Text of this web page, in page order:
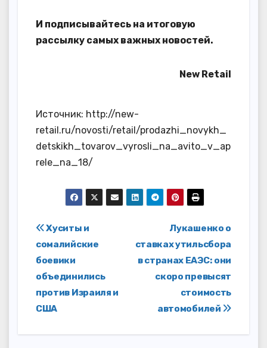
И подписывайтесь на итоговую
рассылку самых важных новостей.
New Retail
Источник: http://new-
retail.ru/novosti/retail/prodazhi_novykh_
detskikh_tovarov_vyrosli_na_avito_v_ap
rele_na_18/
Навигация
по
записям
Лукашенко о
ставках утильсбора
в странах ЕАЭС: они
скоро превысят
стоимость
автомобилей
Хуситы и
сомалийские
боевики
объединились
против Израиля и
США